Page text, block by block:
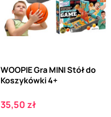
WOOPIE Gra MINI Stół do
Koszykówki 4+
Cena
35,50 zł